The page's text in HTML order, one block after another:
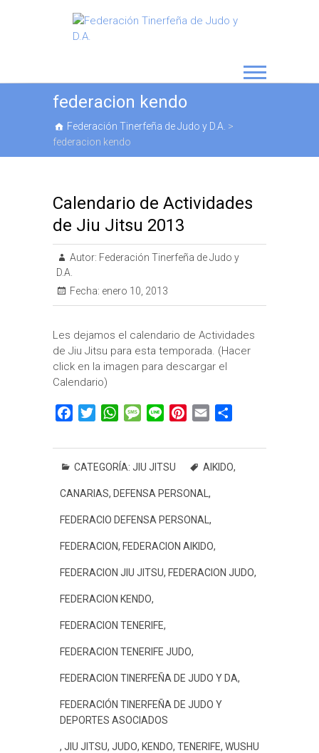
federacion kendo
Federación Tinerfeña de Judo y D.A. >
federacion kendo
Calendario de Actividades
de Jiu Jitsu 2013
Autor: Federación Tinerfeña de Judo y
D.A.
Fecha: enero 10, 2013
Les dejamos el calendario de Actividades
de Jiu Jitsu para esta temporada. (Hacer
click en la imagen para descargar el
Calendario)
c
e
o
o
i
t
e
r
W
a
t
A
p
M
s
s
g
e
n
e
n
r
e
t
a
i
m
p
CATEGORÍA: JIU JITSU AIKIDO,
CANARIAS, DEFENSA PERSONAL ,
FEDERACIO DEFENSA PERSONAL ,
FEDERACION, FEDERACION AIKIDO,
FEDERACION JIU JITSU, FEDERACION JUDO,
FEDERACION KENDO,
FEDERACION TENERIFE,
FEDERACION TENERIFE JUDO,
FEDERACION TINERFEÑA DE JUDO Y DA,
FEDERACIÓN TINERFEÑA DE JUDO Y
DEPORTES ASOCIADOS
, JIU JITSU, JUDO, KENDO, TENERIFE, WUSHU